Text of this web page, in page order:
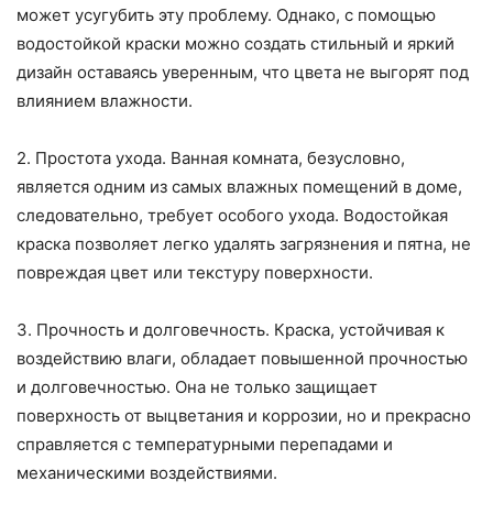
может усугубить эту проблему. Однако, с помощью
водостойкой краски можно создать стильный и яркий
дизайн оставаясь уверенным, что цвета не выгорят под
влиянием влажности.
2. Простота ухода. Ванная комната, безусловно,
является одним из самых влажных помещений в доме,
следовательно, требует особого ухода. Водостойкая
краска позволяет легко удалять загрязнения и пятна, не
повреждая цвет или текстуру поверхности.
3. Прочность и долговечность. Краска, устойчивая к
воздействию влаги, обладает повышенной прочностью
и долговечностью. Она не только защищает
поверхность от выцветания и коррозии, но и прекрасно
справляется с температурными перепадами и
механическими воздействиями.